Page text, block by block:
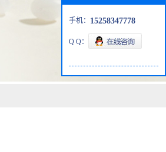
手机： 15258347778
Q Q：